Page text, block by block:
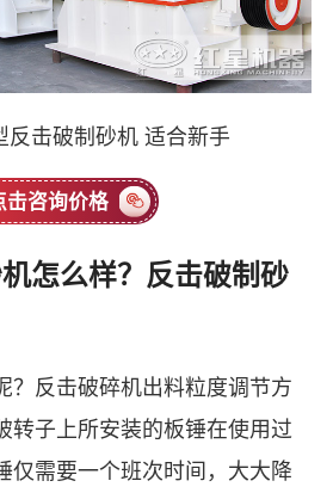
反击破制砂机 适合新手
击咨询价格
怎么样？反击破制砂
？反击破碎机出料粒度调节方
转子上所安装的板锤在使用过
仅需要一个班次时间，大大降